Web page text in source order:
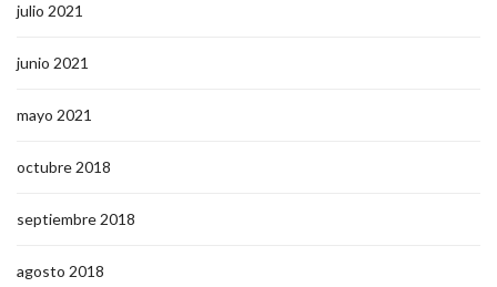
julio 2021
junio 2021
mayo 2021
octubre 2018
septiembre 2018
agosto 2018